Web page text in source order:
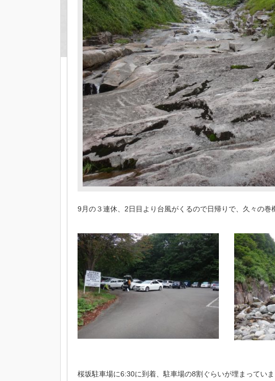
9月の３連休、2日目より台風がくるので日帰りで、久々の
桜坂駐車場に6:30に到着、駐車場の8割ぐらいが埋まってい